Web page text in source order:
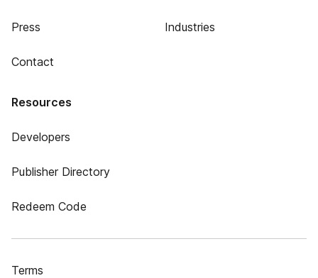
Press
Contact
Industries
Resources
Developers
Publisher Directory
Redeem Code
Terms